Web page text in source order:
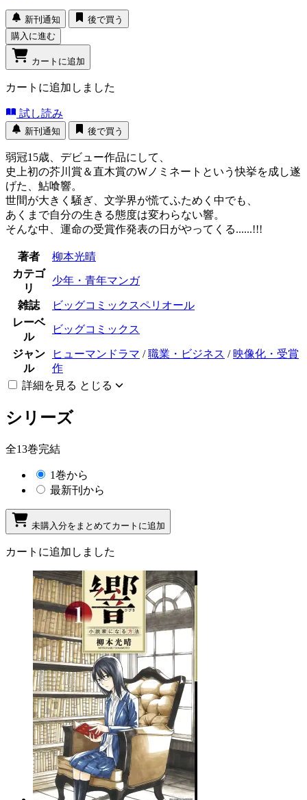
新刊通知
後で買う
購入に進む
カートに追加
カートに追加しました
試し読み
新刊通知 後で買う
弱冠15歳、デビュー作品にして、
史上初の芥川賞＆直木賞のWノミネートという快挙を成し遂
げた、鮎喰響。
世間が大きく騒ぎ、文学界が慌てふためく中でも、
あくまで自分の生きる態度は変わらない響。
そんな中、運命の受賞作発表の日がやってくる......!!!
著者
柳本光晴
カテゴ
リ
少年・青年マンガ
雑誌
ビッグコミックスペリオール
レーベ
ル
ビッグコミックス
ジャン
ル
ヒューマンドラマ /職業・ビジネス / 映像化・受賞
作
詳細を見る とじる
シリーズ
全13巻完結
1巻から
最新刊から
未購入分をまとめてカートに追加
カートに追加しました